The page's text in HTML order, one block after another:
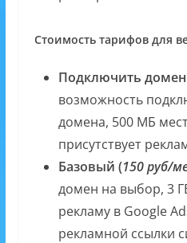
Стоимость тарифов для
Подключить
возможность
домена, 500 МБ
присутствует
Базовый (150 руб/
домен на выбор, 3
рекламу в Google
рекламной ссылки